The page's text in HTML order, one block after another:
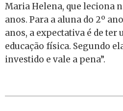
Maria Helena, que leciona
anos. Para a aluna do 2º
anos, a expectativa é de ter
educação física. Segundo
investido e vale a pena”.